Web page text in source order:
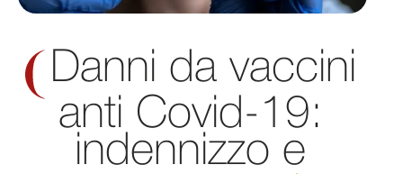
Danni da vaccini
anti Covid-19:
indennizzo e